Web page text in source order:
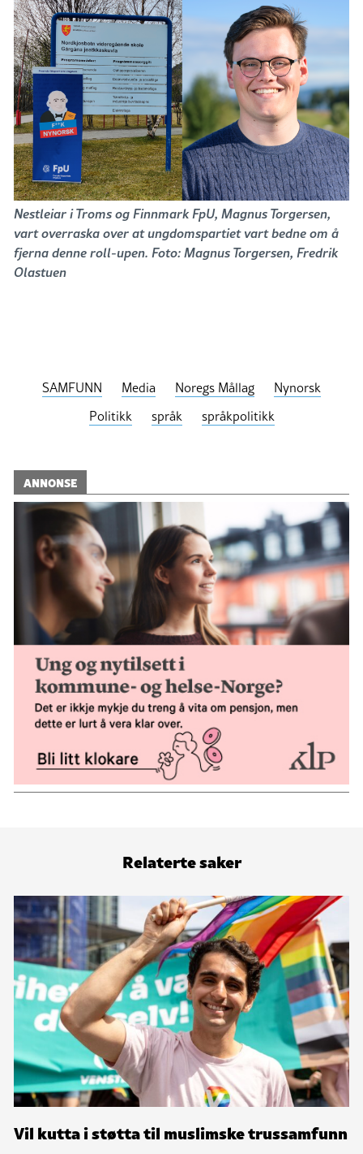
Nestleiar i Troms og Finnmark FpU, Magnus Torgersen,
vart overraska over at ungdomspartiet vart bedne om å
fjerna denne roll-upen. Foto: Magnus Torgersen, Fredrik
Olastuen
SAMFUNN Media Noregs Mållag
Nynorsk
Politikk
språk språkpolitikk
ANNONSE
Relaterte saker
Vil kutta i støtta til muslimske trussamfunn